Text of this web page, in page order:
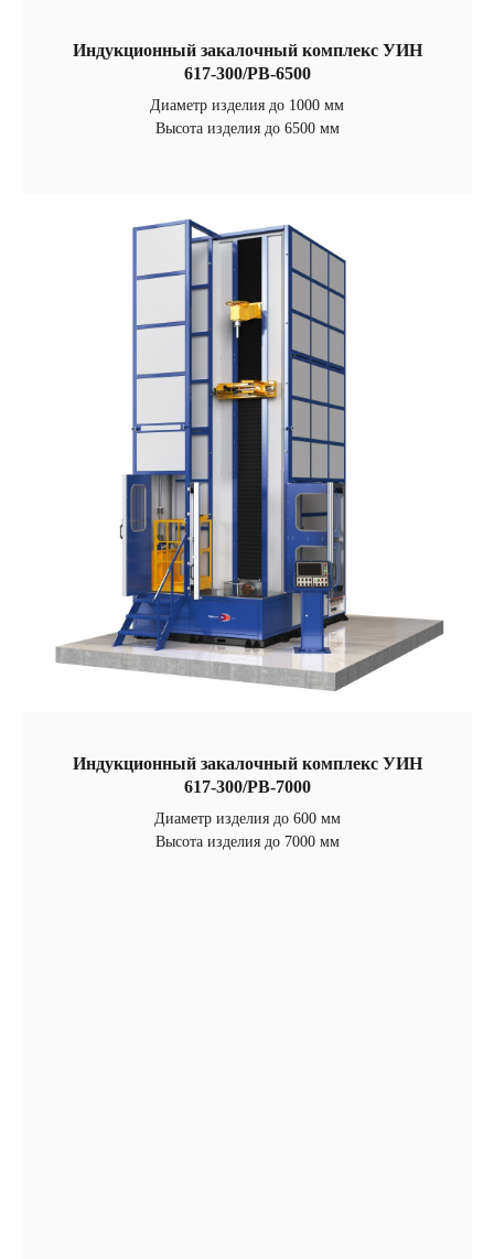
Индукционный закалочный комплекс УИН
617-300/РВ-6500
Диаметр изделия до 1000 мм
Высота изделия до 6500 мм
Индукционный закалочный комплекс УИН
617-300/РВ-7000
Диаметр изделия до 600 мм
Высота изделия до 7000 мм